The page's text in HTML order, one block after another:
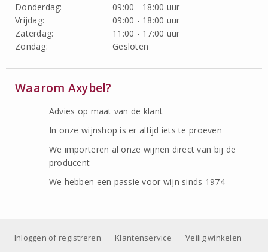
Donderdag:
09:00 - 18:00 uur
Vrijdag:
09:00 - 18:00 uur
Zaterdag:
11:00 - 17:00 uur
Zondag:
Gesloten
Waarom Axybel?
Advies op maat van de klant
In onze wijnshop is er altijd iets te proeven
We importeren al onze wijnen direct van bij de
producent
We hebben een passie voor wijn sinds 1974
Inloggen of registreren Klantenservice
Veilig winkelen